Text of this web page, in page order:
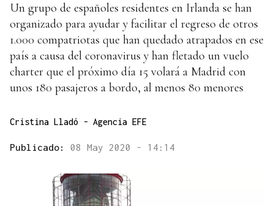
Un grupo de españoles residentes en Irlanda se han
organizado para ayudar y facilitar el regreso de otros
1.000 compatriotas que han quedado atrapados en ese
país a causa del coronavirus y han fletado un vuelo
charter que el próximo día 15 volará a Madrid con
unos 180 pasajeros a bordo, al menos 80 menores
Cristina Lladó - Agencia EFE
Publicado: 08 May 2020 - 14:14